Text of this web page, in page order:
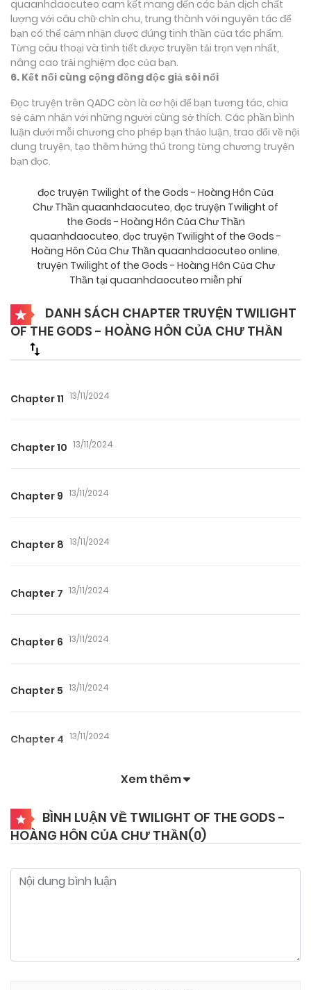
quaanhdaocuteo cam kết mang đến các bản dịch chất
lượng với câu chữ chỉn chu, trung thành với nguyên tác để
bạn có thể cảm nhận được đúng tinh thần của tác phẩm.
Từng câu thoại và tình tiết được truyền tải trọn vẹn nhất,
nâng cao trải nghiệm đọc của bạn.
6. Kết nối cùng cộng đồng độc giả sôi nổi
Đọc truyện trên QADC còn là cơ hội để bạn tương tác, chia
sẻ cảm nhận với những người cùng sở thích. Các phần bình
luận dưới mỗi chương cho phép bạn thảo luận, trao đổi về nội
dung truyện, tạo thêm hứng thú trong từng chương truyện
bạn đọc.
đọc truyện Twilight of the Gods - Hoàng Hôn Của
Chư Thần quaanhdaocuteo, đọc truyện Twilight of
the Gods - Hoàng Hôn Của Chư Thần
quaanhdaocuteo, đọc truyện Twilight of the Gods -
Hoàng Hôn Của Chư Thần quaanhdaocuteo online,
truyện Twilight of the Gods - Hoàng Hôn Của Chư
Thần tại quaanhdaocuteo miễn phí
DANH SÁCH CHAPTER TRUYỆN TWILIGHT
OF THE GODS - HOÀNG HÔN CỦA CHƯ THẦN
Chapter 11 13/11/2024
Chapter 10 13/11/2024
Chapter 9 13/11/2024
Chapter 8 13/11/2024
Chapter 7 13/11/2024
Chapter 6 13/11/2024
Chapter 5 13/11/2024
Chapter 4 13/11/2024
Chapter 2 13/11/2024
Chapter 1 13/11/2024
Xem thêm
BÌNH LUẬN VỀ TWILIGHT OF THE GODS -
HOÀNG HÔN CỦA CHƯ THẦN(0)